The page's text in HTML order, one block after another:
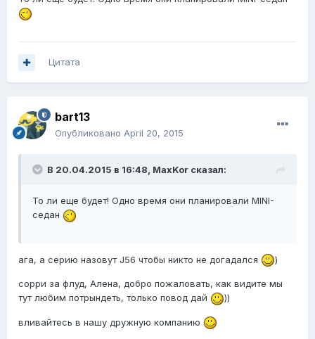
Цитата
bart13
Опубликовано April 20, 2015
В 20.04.2015 в 16:48, MaxKor сказал:
То ли еще будет! Одно время они планировали MINI-
седан
ага, а серию назовут J56 чтобы никто не догадался )
сорри за флуд, Алена, добро пожаловать, как видите мы
тут любим потрындеть, только повод дай
))
вливайтесь в нашу дружную компанию